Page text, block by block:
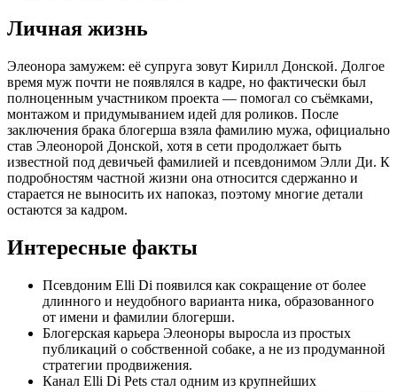
Личная жизнь
Элеонора замужем: её супруга зовут Кирилл Донской. Долгое
время муж почти не появлялся в кадре, но фактически был
полноценным участником проекта — помогал со съёмками,
монтажом и придумыванием идей для роликов. После
заключения брака блогерша взяла фамилию мужа, официально
став Элеонорой Донской, хотя в сети продолжает быть
известной под девичьей фамилией и псевдонимом Элли Ди. К
подробностям частной жизни она относится сдержанно и
старается не выносить их напоказ, поэтому многие детали
остаются за кадром.
Интересные факты
Псевдоним Elli Di появился как сокращение от более
длинного и неудобного варианта ника, образованного
от имени и фамилии блогерши.
Блогерская карьера Элеоноры выросла из простых
публикаций о собственной собаке, а не из продуманной
стратегии продвижения.
Канал Elli Di Pets стал одним из крупнейших